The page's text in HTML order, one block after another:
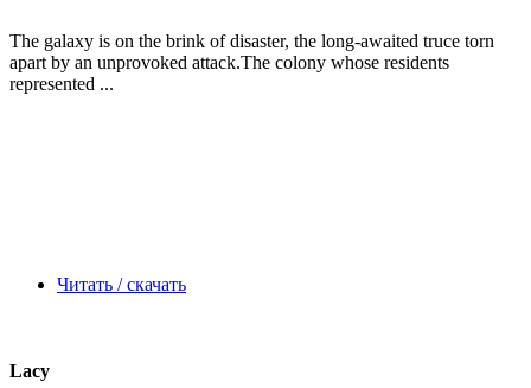
The galaxy is on the brink of disaster, the long-awaited truce torn
apart by an unprovoked attack.The colony whose residents
represented ...
Читать / скачать
Lacy